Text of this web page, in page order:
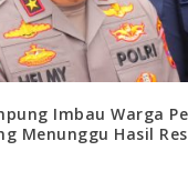
Imbau Warga
Menunggu Hasil